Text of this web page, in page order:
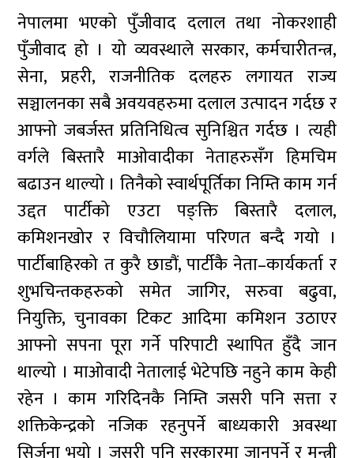
नेपालमा भएको पुँजीवाद दलाल तथा नोकरशाही
पुँजीवाद हो । यो व्यवस्थाले सरकार, कर्मचारीतन्त्र,
सेना, प्रहरी, राजनीतिक दलहरु लगायत राज्य
सञ्चालनका सबै अवयवहरुमा दलाल उत्पादन गर्दछ र
आफ्नो जबर्जस्त प्रतिनिधित्व सुनिश्चित गर्दछ । त्यही
वर्गले बिस्तारै माओवादीका नेताहरुसँग हिमचिम
बढाउन थाल्यो । तिनैको स्वार्थपूर्तिका निम्ति काम गर्न
उद्दत पार्टीको एउटा पङ्क्ति बिस्तारै दलाल,
कमिशनखोर र विचौलियामा परिणत बन्दै गयो ।
पार्टीबाहिरको त कुरै छाडौं, पार्टीकै नेता–कार्यकर्ता र
शुभचिन्तकहरुको समेत जागिर, सरुवा बढुवा,
नियुक्ति, चुनावका टिकट आदिमा कमिशन उठाएर
आफ्नो सपना पूरा गर्ने परिपाटी स्थापित हुँदै जान
थाल्यो । माओवादी नेतालाई भेटेपछि नहुने काम केही
रहेन । काम गरिदिनकै निम्ति जसरी पनि सत्ता र
शक्तिकेन्द्रको नजिक रहनुपर्ने बाध्यकारी अवस्था